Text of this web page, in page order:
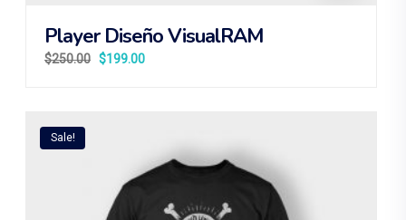
Player Diseño VisualRAM
$250.00 $199.00
Sale!